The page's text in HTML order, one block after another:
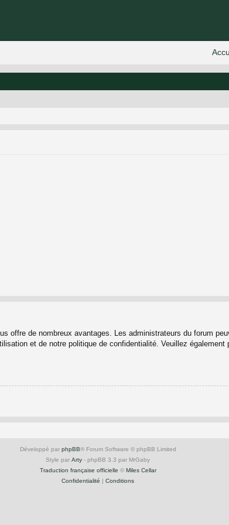
offre de nombreux avantages. Les administrateurs du forum
et de notre politique de confidentialité. Veuillez
Développé par phpBB® Forum Software © phpBB Limited
Style par Arty - phpBB 3.3 par MrGaby
Traduction française officielle © Miles Cellar
Confidentialité | Conditions